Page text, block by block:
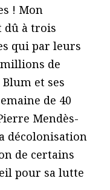
! Mon
dû à trois
qui par leurs
de
et ses
de 40
Mendès-
décolonisation
de certains
pour sa lutte